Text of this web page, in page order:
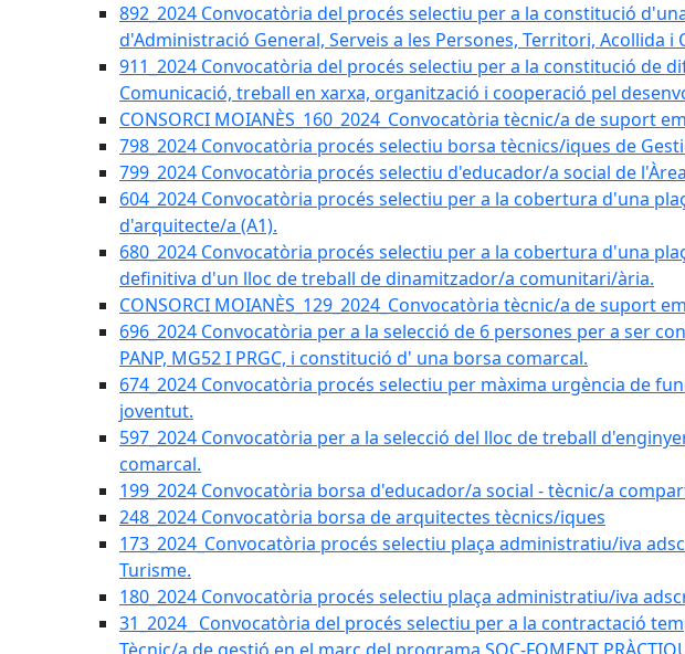
892_2024 Convocatòria del procés selectiu per a la constitució
d'Administració General, Serveis a les Persones, Territori, Acollida i
911_2024 Convocatòria del procés selectiu per a la constitució de
Comunicació, treball en xarxa, organització i cooperació pel
CONSORCI MOIANÈS_160_2024_Convocatòria tècnic/a de
798_2024 Convocatòria procés selectiu borsa tècnics/iques de
799_2024 Convocatòria procés selectiu d'educador/a social de
604_2024 Convocatòria procés selectiu per a la cobertura d'una
d'arquitecte/a (A1).
680_2024 Convocatòria procés selectiu per a la cobertura d'una
definitiva d'un lloc de treball de dinamitzador/a comunitari/ària.
CONSORCI MOIANÈS_129_2024_Convocatòria tècnic/a de suport
696_2024 Convocatòria per a la selecció de 6 persones per a ser
PANP, MG52 I PRGC, i constitució d' una borsa comarcal.
674_2024 Convocatòria procés selectiu per màxima urgència de
joventut.
597_2024 Convocatòria per a la selecció del lloc de treball
comarcal.
199_2024 Convocatòria borsa d'educador/a social - tècnic/a
248_2024 Convocatòria borsa de arquitectes tècnics/iques
173_2024_Convocatòria procés selectiu plaça administratiu/iva
Turisme.
180_2024 Convocatòria procés selectiu plaça administratiu/iva
31_2024_ Convocatòria del procés selectiu per a la contractació